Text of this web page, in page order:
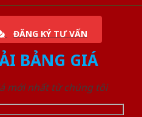
ĐĂNG KÝ TƯ VẤN
BẢNG GIÁ
mới nhất từ chúng tôi